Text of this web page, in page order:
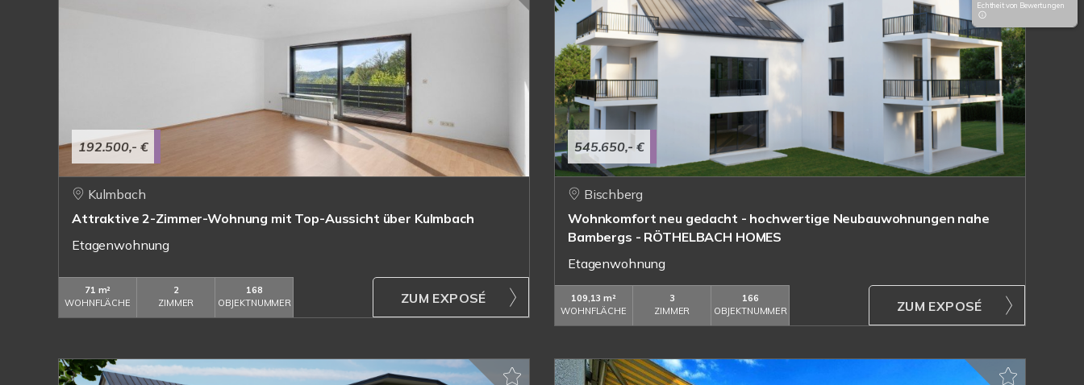
192.500,- €
Kulmbach
Attraktive 2-Zimmer-Wohnung mit Top-Aussicht über Kulmbach
Etagenwohnung
71 m²
WOHNFLÄCHE
2
ZIMMER
168
OBJEKTNUMMER
ZUM EXPOSÉ
545.650,- €
Bischberg
Wohnkomfort neu gedacht - hochwertige Neubauwohnungen nahe
Bambergs - RÖTHELBACH HOMES
Etagenwohnung
109,13 m²
WOHNFLÄCHE
3
ZIMMER
166
OBJEKTNUMMER
ZUM EXPOSÉ
Echtheit von Bewertungen